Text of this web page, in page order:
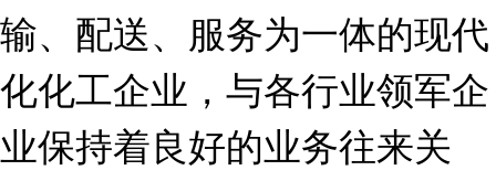
输、配送、服务为一体的现代
化化工企业，与各行业领军企
业保持着良好的业务往来关